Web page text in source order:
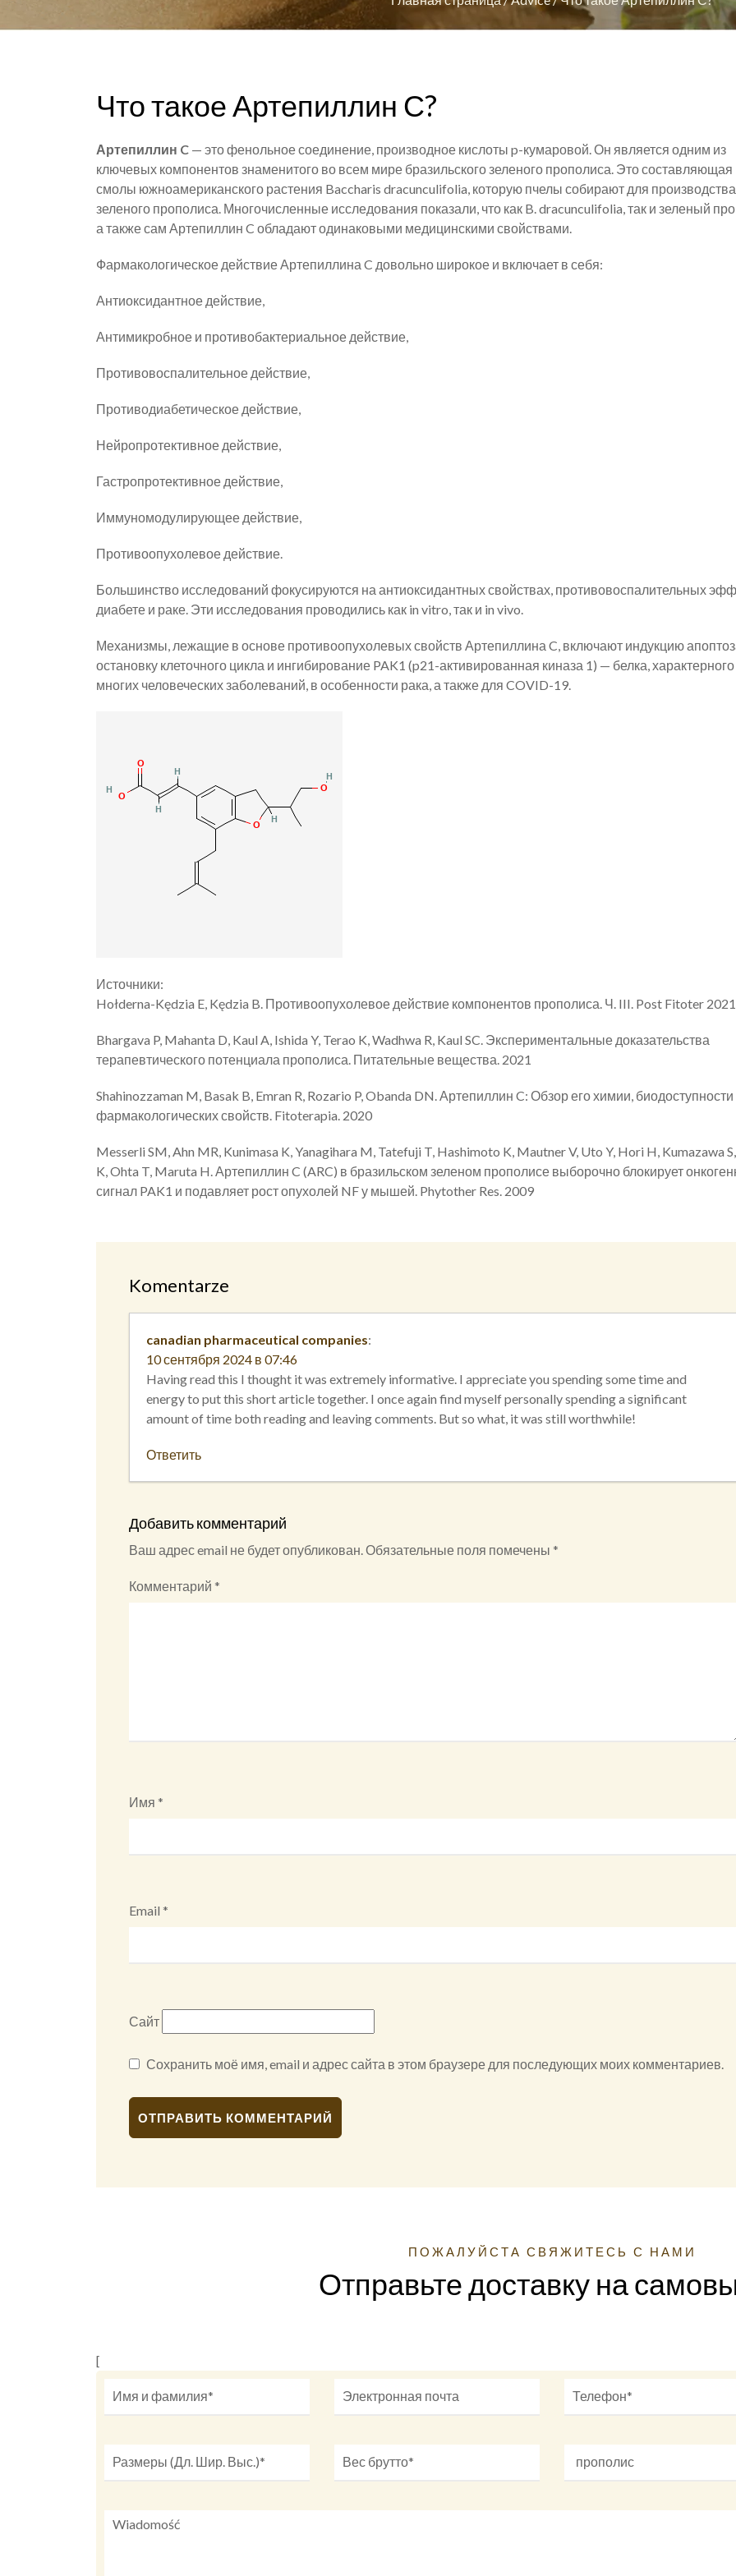
Что такое Артепиллин С?
Артепиллин C — это фенольное соединение, производное кислоты p-кумаровой. Он является одним из
ключевых компонентов знаменитого во всем мире бразильского зеленого прополиса. Это составляющая
смолы южноамериканского растения Baccharis dracunculifolia, которую пчелы собирают для производства
зеленого прополиса. Многочисленные исследования показали, что как B. dracunculifolia, так и зеленый
а также сам Артепиллин C обладают одинаковыми медицинскими свойствами.
Фармакологическое действие Артепиллина C довольно широкое и включает в себя:
Антиоксидантное действие,
Антимикробное и противобактериальное действие,
Противовоспалительное действие,
Противодиабетическое действие,
Нейропротективное действие,
Гастропротективное действие,
Иммуномодулирующее действие,
Противоопухолевое действие.
Большинство исследований фокусируются на антиоксидантных свойствах, противовоспалительных
диабете и раке. Эти исследования проводились как in vitro, так и in vivo.
Механизмы, лежащие в основе противоопухолевых свойств Артепиллина C, включают индукцию
остановку клеточного цикла и ингибирование PAK1 (p21-активированная киназа 1) — белка,
многих человеческих заболеваний, в особенности рака, а также для COVID-19.
Источники:
Hołderna-Kędzia E, Kędzia B. Противоопухолевое действие компонентов прополиса. Ч. III. Post Fitoter 2021
Bhargava P, Mahanta D, Kaul A, Ishida Y, Terao K, Wadhwa R, Kaul SC. Экспериментальные доказательства
терапевтического потенциала прополиса. Питательные вещества. 2021
Shahinozzaman M, Basak B, Emran R, Rozario P, Obanda DN. Артепиллин C: Обзор его химии, биодоступности
фармакологических свойств. Fitoterapia. 2020
Messerli SM, Ahn MR, Kunimasa K, Yanagihara M, Tatefuji T, Hashimoto K, Mautner V, Uto Y, Hori H, Kumazawa
K, Ohta T, Maruta H. Артепиллин C (ARC) в бразильском зеленом прополисе выборочно блокирует
сигнал PAK1 и подавляет рост опухолей NF у мышей. Phytother Res. 2009
Komentarze
canadian pharmaceutical companies:
10 сентября 2024 в 07:46
Having read this I thought it was extremely informative. I appreciate you spending some time and
energy to put this short article together. I once again find myself personally spending a significant
amount of time both reading and leaving comments. But so what, it was still worthwhile!
Ответить
Добавить комментарий
Ваш адрес email не будет опубликован.Обязательные поля помечены *
Комментарий *
Имя *
Email *
Сайт
Сохранить моё имя, email и адрес сайта в этом браузере для последующих моих комментариев.
ПОЖАЛУЙСТА СВЯЖИТЕСЬ С НАМИ
Отправьте доставку на
[